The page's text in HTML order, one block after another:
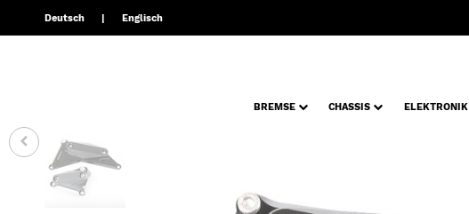
Deutsch Englisch
BREMSE CHASSIS ELEKTRONIK